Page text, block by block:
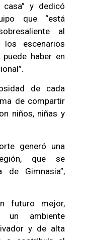
y dedicó
que “está
al
escenarios
haber en
de cada
de compartir
niños, niñas y
generó una
que se
de Gimnasia”,
futuro mejor,
un ambiente
y de alta